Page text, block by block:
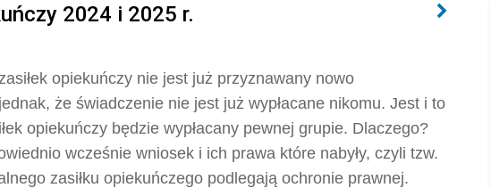
2024 i 2025 r.
opiekuńczy nie jest już przyznawany nowo
że świadczenie nie jest już wypłacane nikomu. Jest i to
opiekuńczy będzie wypłacany pewnej grupie. Dlaczego?
wcześnie wniosek i ich prawa które nabyły, czyli tzw.
zasiłku opiekuńczego podlegają ochronie prawnej.